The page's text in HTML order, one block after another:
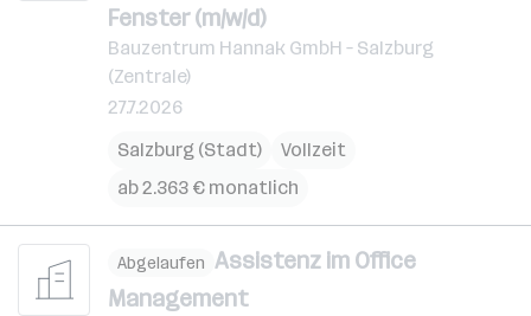
Fenster (m/w/d)
Bauzentrum Hannak GmbH – Salzburg
(Zentrale)
27.7.2026
Salzburg (Stadt)
Vollzeit
ab 2.363 € monatlich
Abgelaufen Assistenz im Office
Management